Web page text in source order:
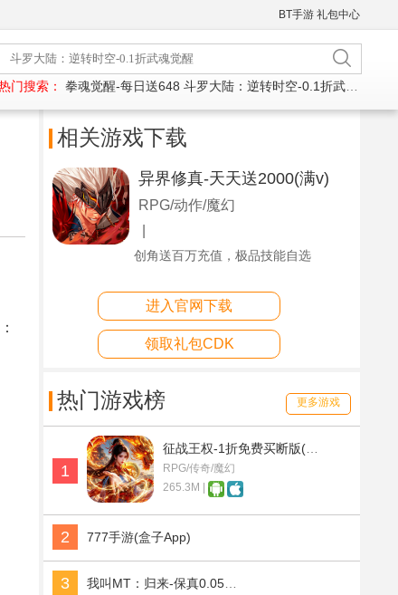
BT手游 礼包中心
门搜索： 拳魂觉醒-每日送648 斗罗大陆：逆转时空-0.1折武魂觉醒
相关游戏下载
异界修真-天天送2000(满v)
RPG/动作/魔幻
创角送百万充值，极品技能自选
进入官网下载
领取礼包CDK
热门游戏榜 更多游戏
1
RPG/传奇/魔幻
265.3M |
2 777手游(盒子App)
3